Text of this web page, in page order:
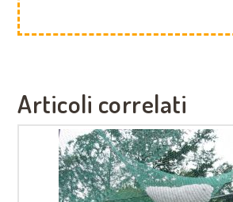
Articoli correlati